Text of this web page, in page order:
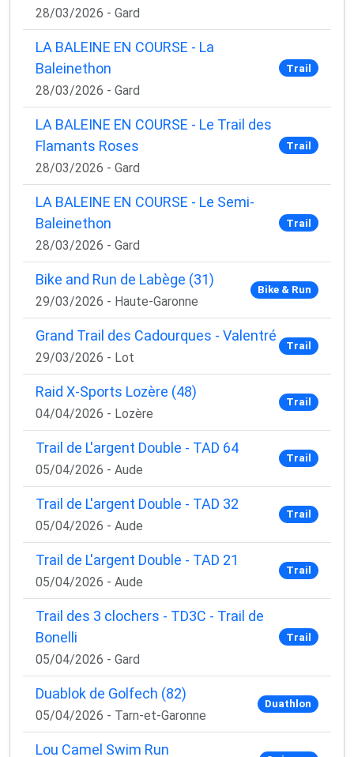
28/03/2026 - Gard
LA BALEINE EN COURSE - La
Baleinethon
28/03/2026 - Gard
Trail
LA BALEINE EN COURSE - Le Trail des
Flamants Roses
28/03/2026 - Gard
Trail
LA BALEINE EN COURSE - Le Semi-
Baleinethon
28/03/2026 - Gard
Trail
Bike and Run de Labège (31)
29/03/2026 - Haute-Garonne
Bike & Run
Grand Trail des Cadourques - Valentré
29/03/2026 - Lot
Trail
Raid X-Sports Lozère (48)
04/04/2026 - Lozère
Trail
Trail de L'argent Double - TAD 64
05/04/2026 - Aude
Trail
Trail de L'argent Double - TAD 32
05/04/2026 - Aude
Trail
Trail de L'argent Double - TAD 21
05/04/2026 - Aude
Trail
Trail des 3 clochers - TD3C - Trail de
Bonelli
05/04/2026 - Gard
Trail
Duablok de Golfech (82)
05/04/2026 - Tarn-et-Garonne
Duathlon
Lou Camel Swim Run